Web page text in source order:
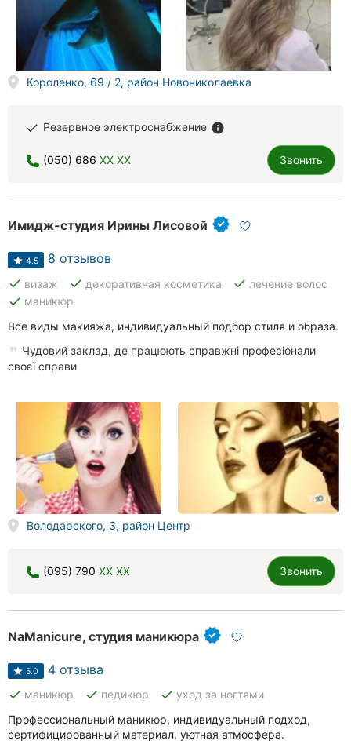
Короленко, 69 / 2, район Новониколаевка
done Резервное электроснабжение info
(050) 686 XX XX Звонить
Имидж-студия Ирины Лисовой
4.5 8 отзывов
done визаж done декоративная косметика done лечение волос
done маникюр
Все виды макияжа, индивидуальный подбор стиля и образа.
Чудовий заклад, де працюють справжні професіонали
своєї справи
Володарского, 3, район Центр
(095) 790 XX XX Звонить
NaManicure, студия маникюра
5.0 4 отзыва
done маникюр done педикюр done уход за ногтями
Профессиональный маникюр, индивидуальный подход,
сертифицированный материал, уютная атмосфера.